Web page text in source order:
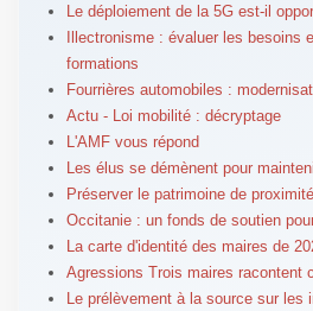
Le déploiement de la 5G est-il
Illectronisme : évaluer les besoins
formations
Fourrières automobiles :
Actu - Loi mobilité : décryptage
L'AMF vous répond
Les élus se démènent pour
Préserver le patrimoine de
Occitanie : un fonds de soutien
La carte d'identité des maires de
Agressions Trois maires racontent
Le prélèvement à la source sur les